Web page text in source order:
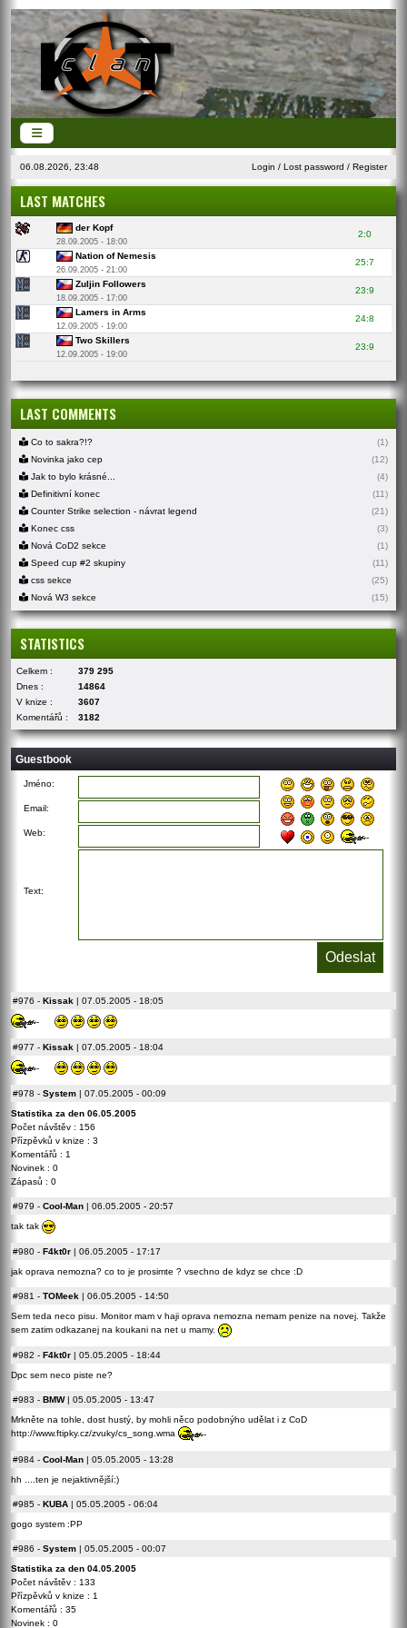
06.08.2026, 23:48 Login / Lost password / Register
LAST MATCHES
der Kopf
28.09.2005 - 18:00
2:0
Nation of Nemesis
26.09.2005 - 21:00
25:7
Zuljin Followers
18.09.2005 - 17:00
23:9
Lamers in Arms
12.09.2005 - 19:00
24:8
Two Skillers
12.09.2005 - 19:00
23:9
LAST COMMENTS
Co to sakra?!?
(1)
Novinka jako cep
(12)
Jak to bylo krásné...
(4)
Definitivní konec
(11)
Counter Strike selection - návrat legend
(21)
Konec css
(3)
Nová CoD2 sekce
(1)
Speed cup #2 skupiny
(11)
css sekce
(25)
Nová W3 sekce
(15)
STATISTICS
Celkem :
379 295
Dnes :
14864
V knize :
3607
Komentářů :
3182
Guestbook
Jméno:
Email:
Web:
Text:
#976 - Kissak | 07.05.2005 - 18:05
#977 - Kissak | 07.05.2005 - 18:04
#978 - System | 07.05.2005 - 00:09
Statistika za den 06.05.2005
Počet návštěv : 156
Přízpěvků v knize : 3
Komentářů : 1
Novinek : 0
Zápasů : 0
#979 - Cool-Man | 06.05.2005 - 20:57
tak tak
#980 - F4kt0r | 06.05.2005 - 17:17
jak oprava nemozna? co to je prosimte ? vsechno de kdyz se chce :D
#981 - TOMeek | 06.05.2005 - 14:50
Sem teda neco pisu. Monitor mam v haji oprava nemozna nemam penize na novej. Takže
sem zatim odkazanej na koukani na net u mamy.
#982 - F4kt0r | 05.05.2005 - 18:44
Dpc sem neco piste ne?
#983 - BMW| 05.05.2005 - 13:47
Mrkněte na tohle, dost hustý, by mohli něco podobnýho udělat i z CoD
http://www.ftipky.cz/zvuky/cs_song.wma
#984 - Cool-Man | 05.05.2005 - 13:28
hh ....ten je nejaktivnější:)
#985 - KUBA | 05.05.2005 - 06:04
gogo system :PP
#986 - System | 05.05.2005 - 00:07
Statistika za den 04.05.2005
Počet návštěv : 133
Přízpěvků v knize : 1
Komentářů : 35
Novinek : 0